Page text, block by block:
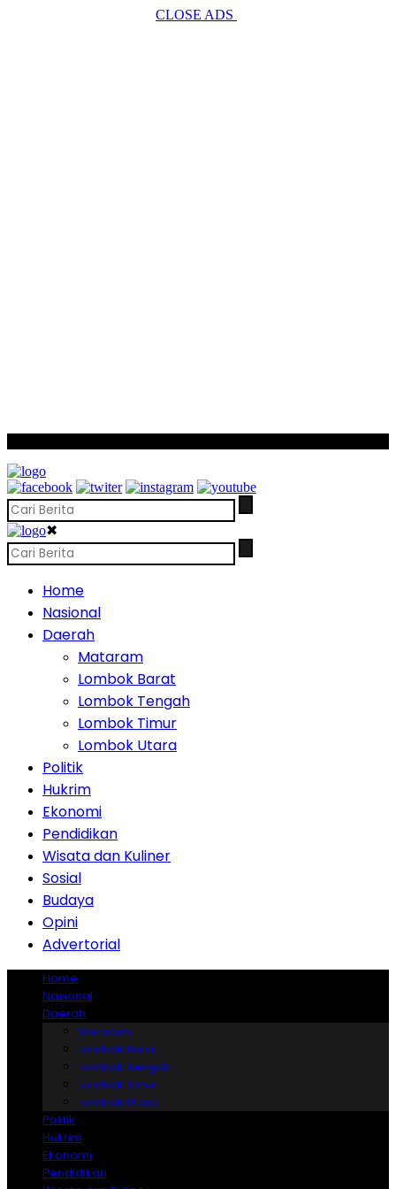
CLOSE ADS
✖
Home
Nasional
Daerah
Mataram
Lombok Barat
Lombok Tengah
Lombok Timur
Lombok Utara
Politik
Hukrim
Ekonomi
Pendidikan
Wisata dan Kuliner
Sosial
Budaya
Opini
Advertorial
Home
Nasional
Daerah
Mataram
Lombok Barat
Lombok Tengah
Lombok Timur
Lombok Utara
Politik
Hukrim
Ekonomi
Pendidikan